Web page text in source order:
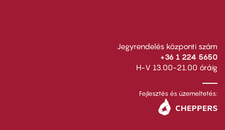
Jegyrendelés központi szám
+36 1 224 5650
H-V 13.00-21.00 óráig
Fejlesztés és üzemeltetés: